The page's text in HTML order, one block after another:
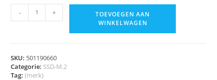
- +
TOEVOEGEN AAN
WINKELWAGEN
SKU: 501190660
Categorie: SSD-M.2
Tag:(merk)